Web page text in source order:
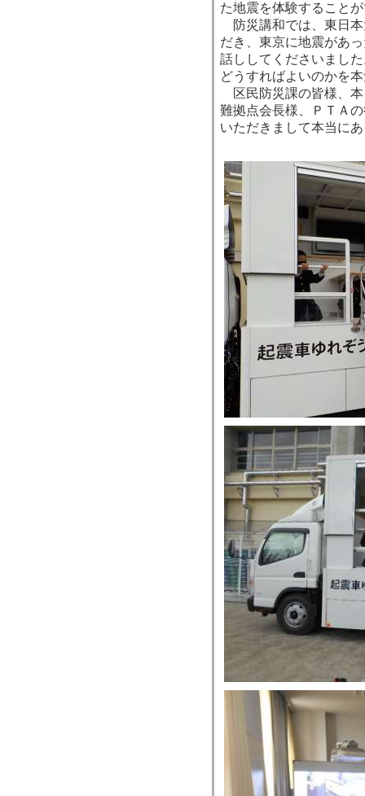
た地震を体験すること
防災講和では、東日本
だき、東京に地震があ
話ししてくださいまし
どうすればよいのかを
区民防災課の皆様、本
難拠点会長様、ＰＴＡ
いただきまして本当に